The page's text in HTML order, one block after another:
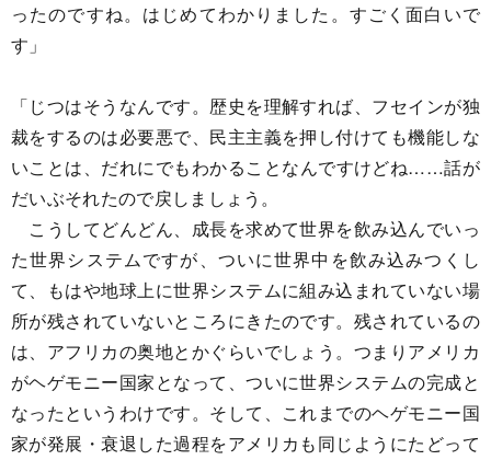
ったのですね。はじめてわかりました。すごく面白いで
す」
「じつはそうなんです。歴史を理解すれば、フセインが独
裁をするのは必要悪で、民主主義を押し付けても機能しな
いことは、だれにでもわかることなんですけどね……話が
だいぶそれたので戻しましょう。
こうしてどんどん、成長を求めて世界を飲み込んでいっ
た世界システムですが、ついに世界中を飲み込みつくし
て、もはや地球上に世界システムに組み込まれていない場
所が残されていないところにきたのです。残されているの
は、アフリカの奥地とかぐらいでしょう。つまりアメリカ
がヘゲモニー国家となって、ついに世界システムの完成と
なったというわけです。そして、これまでのヘゲモニー国
家が発展・衰退した過程をアメリカも同じようにたどって